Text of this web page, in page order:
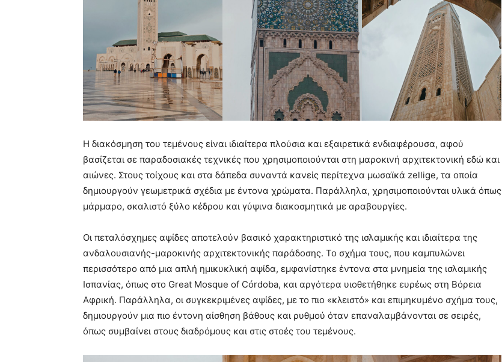
Η διακόσμηση του τεμένους είναι ιδιαίτερα πλούσια και εξαιρετικά ενδιαφέρουσα, αφού
βασίζεται σε παραδοσιακές τεχνικές που χρησιμοποιούνται στη μαροκινή αρχιτεκτονική εδώ και
αιώνες. Στους τοίχους και στα δάπεδα συναντά κανείς περίτεχνα μωσαϊκά zellige, τα οποία
δημιουργούν γεωμετρικά σχέδια με έντονα χρώματα. Παράλληλα, χρησιμοποιούνται υλικά όπως
μάρμαρο, σκαλιστό ξύλο κέδρου και γύψινα διακοσμητικά με αραβουργίες.
Οι πεταλόσχημες αψίδες αποτελούν βασικό χαρακτηριστικό της ισλαμικής και ιδιαίτερα της
ανδαλουσιανής-μαροκινής αρχιτεκτονικής παράδοσης. Το σχήμα τους, που καμπυλώνει
περισσότερο από μια απλή ημικυκλική αψίδα, εμφανίστηκε έντονα στα μνημεία της ισλαμικής
Ισπανίας, όπως στο Great Mosque of Córdoba, και αργότερα υιοθετήθηκε ευρέως στη Βόρεια
Αφρική. Παράλληλα, οι συγκεκριμένες αψίδες, με το πιο «κλειστό» και επιμηκυμένο σχήμα τους,
δημιουργούν μια πιο έντονη αίσθηση βάθους και ρυθμού όταν επαναλαμβάνονται σε σειρές,
όπως συμβαίνει στους διαδρόμους και στις στοές του τεμένους.